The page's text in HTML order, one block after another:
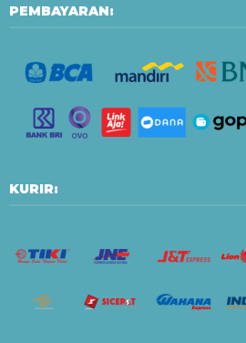
PEMBAYARAN:
KURIR: